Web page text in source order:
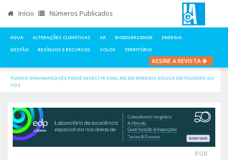
Início Números Publicados
ÁGUA ALTERAÇÕES CLIMÁTICAS AR BIODIVERSIDADE
ENERGIA
GESTÃO
RESÍDUOS E RECURSOS SOLOS TERRITÓRIO
ASSINE A REVISTA
FUNDO DINAMARQUÊS PREVÊ INVESTIR 8 MIL ME EM ENERGIA EÓLICA EM FIGUEIRA DA
FOZ
PUB